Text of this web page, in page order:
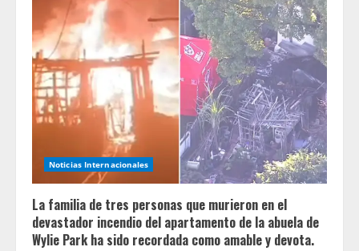
Noticias Internacionales
La familia de tres personas que murieron en el
devastador incendio del apartamento de la abuela de
Wylie Park ha sido recordada como amable y devota.